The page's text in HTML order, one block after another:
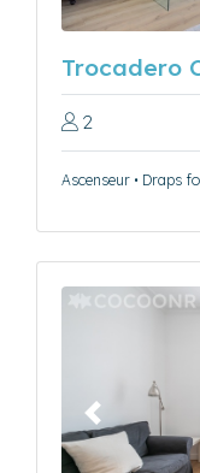
Trocadero
2
Ascenseur • Draps
Précédent